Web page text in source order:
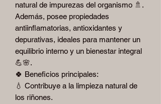
natural de impurezas del organismo 🚿.
Además, posee propiedades
antiinflamatorias, antioxidantes y
depurativas, ideales para mantener un
equilibrio interno y un bienestar integral
💪🌸.
🍀 Beneficios principales:
💧 Contribuye a la limpieza natural de
los riñones.